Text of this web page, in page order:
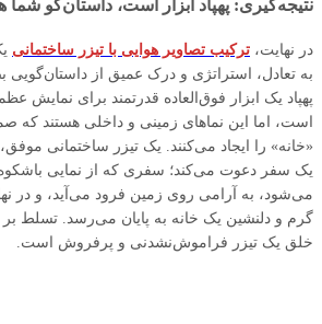
نتیجه‌گیری: پهپاد ابزار است، داستان‌گو شما
در نهایت، ترکیب تصاویر هوایی با تیزر ساختمانی
به تعادل، استراتژی و درک عمیق از داستان‌گویی
پهپاد یک ابزار فوق‌العاده قدرتمند برای نمایش
است، اما این نماهای زمینی و داخلی هستند
«خانه» را ایجاد می‌کنند. یک تیزر ساختمانی
یک سفر دعوت می‌کند؛ سفری که از نمایی باشکوه
می‌شود، به آرامی روی زمین فرود می‌آید، و در
گرم و دلنشین یک خانه به پایان می‌رسد. تسلط بر
خلق یک تیزر فراموش‌نشدنی و پرفروش است.